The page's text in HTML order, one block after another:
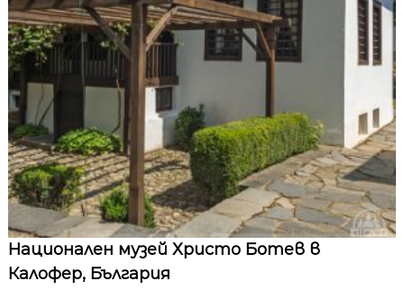
Национален музей Христо Ботев в
Калофер, България